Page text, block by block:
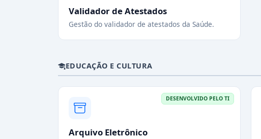
Validador de Atestados
Gestão do validador de atestados da Saúde.
EDUCAÇÃO E CULTURA
DESENVOLVIDO PELO TI
Arquivo Eletrônico